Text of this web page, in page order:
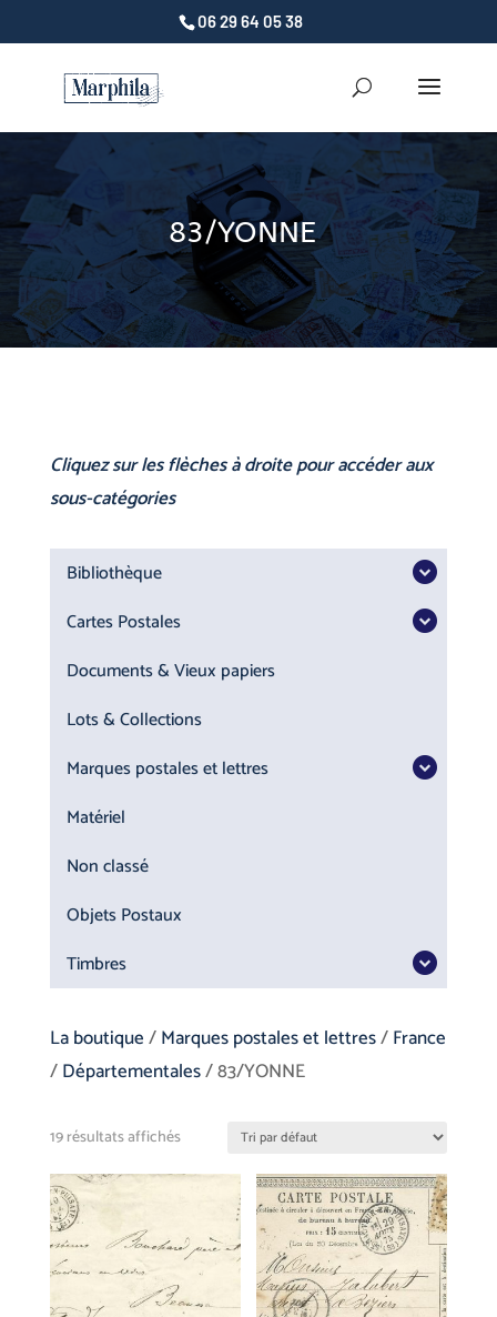
06 29 64 05 38
83/YONNE
Cliquez sur les flèches à droite pour accéder aux
sous-catégories
Bibliothèque
Cartes Postales
Documents & Vieux papiers
Lots & Collections
Marques postales et lettres
Matériel
Non classé
Objets Postaux
Timbres
La boutique/Marques postales et lettres/France
/Départementales/ 83/YONNE
19 résultats affichés